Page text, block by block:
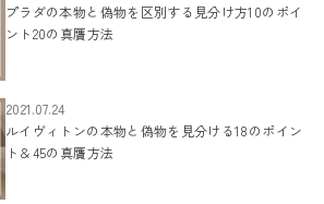
プラダの本物と偽物を区別する見分け方10のポイ
ント20の真贋方法
2021.07.24
ルイヴィトンの本物と偽物を見分ける18のポイン
ト＆45の真贋方法